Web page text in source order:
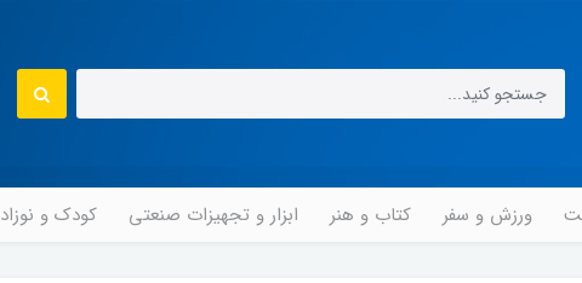
ورزش و سفر کتاب و هنر ابزار و تجهیزات صنعتی کودک و نوزاد